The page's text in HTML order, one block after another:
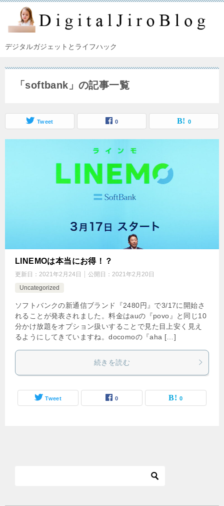
デジタルガジェットとライフハック
「softbank」の記事一覧
Tweet 0 0
LINEMOは本当にお得！？
更新日： 2021年2月24日 公開日： 2021年2月20日
Uncategorized
ソフトバンクの新通信ブランド『2480円』で3/17に開始さ
れることが発表されました。料金はauの『povo』と同じ10
分かけ放題をオプション扱いすることで見た目上安く見え
るようにしてきていますね。docomoの『aha […]
続きを読む
Tweet 0 0